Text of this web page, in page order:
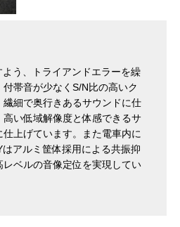
う、トライアンドエラーを繰
帯音が少なくS/N比の高いク
細で奥行きあるサウンドに仕
い低域解像度と体感できるサ
上げています。また電車内に
アルミ筐体採用による共振抑
ベルの音像定位を実現してい